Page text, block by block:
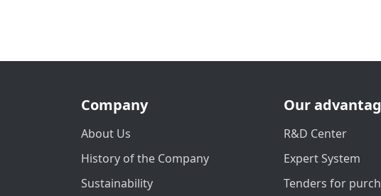
Company
About Us
History of the Company
Sustainability
Our
R&D Center
Expert System
Tenders for